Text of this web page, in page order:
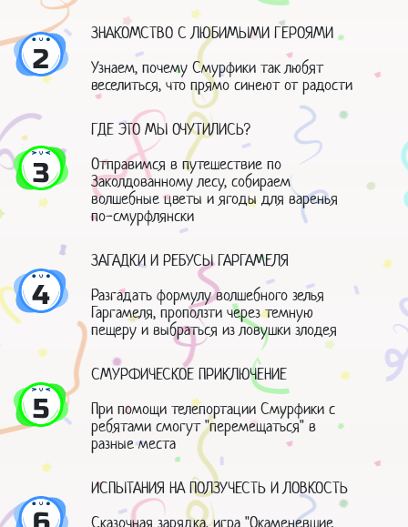
2
ЗНАКОМСТВО С ЛЮБИМЫМИ ГЕРОЯМИ
Узнаем, почему Смурфики так любят
веселиться, что прямо синеют от радости
3
ГДЕ ЭТО МЫ ОЧУТИЛИСЬ?
Отправимся в путешествие по
Заколдованному лесу, собираем
волшебные цветы и ягоды для варенья
по-смурфлянски
4
ЗАГАДКИ И РЕБУСЫ ГАРГАМЕЛЯ
Разгадать формулу волшебного зелья
Гаргамеля, проползти через темную
пещеру и выбраться из ловушки злодея
5
СМУРФИЧЕСКОЕ ПРИКЛЮЧЕНИЕ
При помощи телепортации Смурфики с
ребятами смогут "перемещаться" в
разные места
ИСПЫТАНИЯ НА ПОЛЗУЧЕСТЬ И ЛОВКОСТЬ
Сказочная зарядка, игра "Окаменевшие